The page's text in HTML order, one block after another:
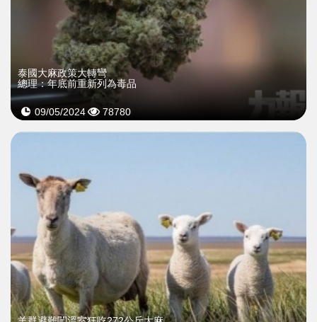
泰國大麻政策大轉彎
總理：年底前重新列為毒品
09/05/2024 78780